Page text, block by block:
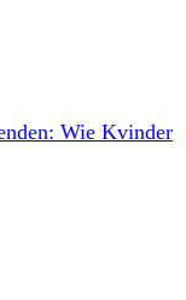
Wie Kvinder